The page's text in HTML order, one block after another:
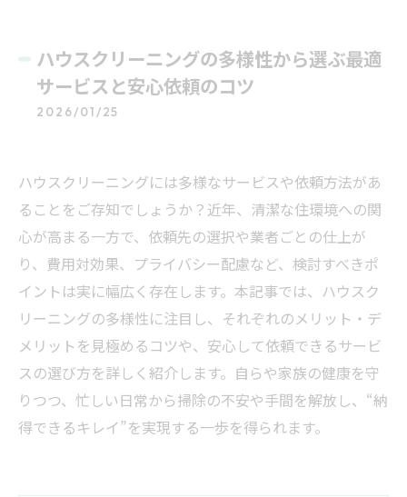
ハウスクリーニングの多様性から選ぶ最適
サービスと安心依頼のコツ
2026/01/25
ハウスクリーニングには多様なサービスや依頼方法があ
ることをご存知でしょうか？近年、清潔な住環境への関
心が高まる一方で、依頼先の選択や業者ごとの仕上が
り、費用対効果、プライバシー配慮など、検討すべきポ
イントは実に幅広く存在します。本記事では、ハウスク
リーニングの多様性に注目し、それぞれのメリット・デ
メリットを見極めるコツや、安心して依頼できるサービ
スの選び方を詳しく紹介します。自らや家族の健康を守
りつつ、忙しい日常から掃除の不安や手間を解放し、“納
得できるキレイ”を実現する一歩を得られます。